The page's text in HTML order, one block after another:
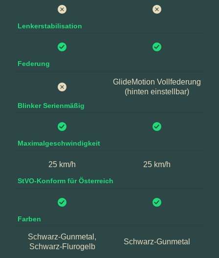
Lenkerstabilisation
Federung
GlideMotion Vollfederung
(hinten einstellbar)
Blinker Serienmäßig
Maximalgeschwindigkeit
25 km/h 25 km/h
StVO-Konform für Österreich
Farben
Schwarz-Gunmetal,
Schwarz-Flurogelb
Schwarz-Gunmetal